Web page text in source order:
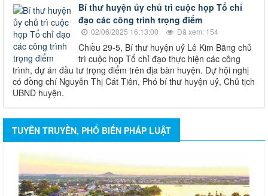
Bí thư huyện ủy chủ trì cuộc họp Tổ chỉ
đạo các công trình trọng điểm
02/06/2025 16:13:00 Đã xem: 154
Chiều 29-5, Bí thư huyện uỷ Lê Kim Bằng chủ
trì cuộc họp Tổ chỉ đạo thực hiện các công
trình, dự án đầu tư trọng điểm trên địa bàn huyện. Dự hội nghị
có đồng chí Nguyễn Thị Cát Tiên, Phó bí thư huyện uỷ, Chủ tịch
UBND huyện.
TUYÊN TRUYỀN, PHỔ BIẾN PHÁP LUẬT